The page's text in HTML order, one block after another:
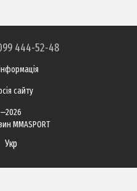
444-52-48
сайту
MMASPORT
Укр